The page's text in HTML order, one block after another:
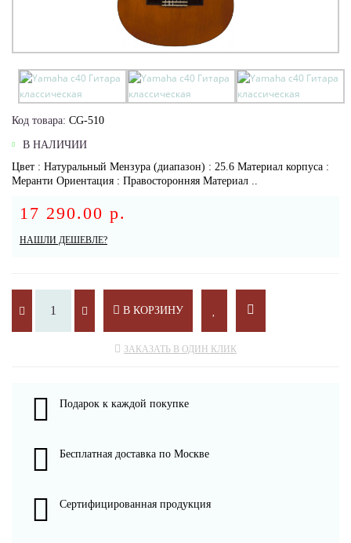
Код товара: CG-510
В НАЛИЧИИ
Цвет : Натуральный Мензура (диапазон) : 25.6 Материал корпуса :
Меранти Ориентация : Правосторонняя Материал ..
17 290.00 р.
НАШЛИ ДЕШЕВЛЕ?
В КОРЗИНУ
ЗАКАЗАТЬ В ОДИН КЛИК
Подарок к каждой покупке
Бесплатная доставка по Москве
Сертифицированная продукция